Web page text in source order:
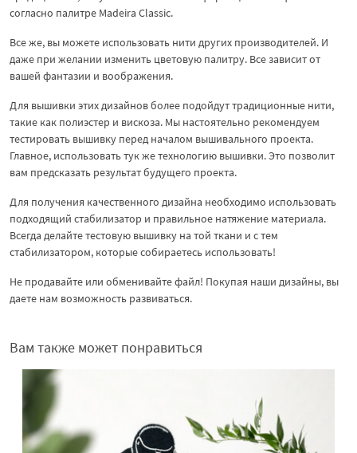
согласно палитре Madeira Classic.
Все же, вы можете использовать нити других производителей. И
даже при желании изменить цветовую палитру. Все зависит от
вашей фантазии и воображения.
Для вышивки этих дизайнов более подойдут традиционные нити,
такие как полиэстер и вискоза. Мы настоятельно рекомендуем
тестировать вышивку перед началом вышивального проекта.
Главное, использовать тук же технологию вышивки. Это позволит
вам предсказать результат будущего проекта.
Для получения качественного дизайна необходимо использовать
подходящий стабилизатор и правильное натяжение материала.
Всегда делайте тестовую вышивку на той ткани и с тем
стабилизатором, которые собираетесь использовать!
Не продавайте или обменивайте файл! Покупая наши дизайны, вы
даете нам возможность развиваться.
Вам также может понравиться